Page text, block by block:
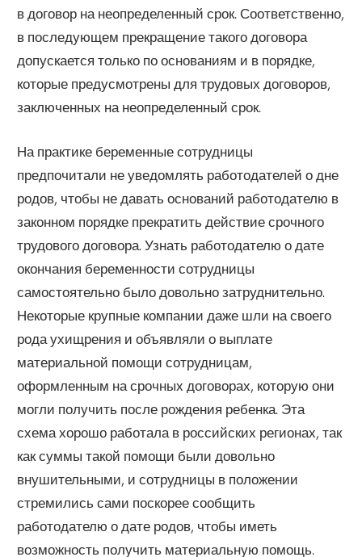
в договор на неопределенный срок. Соответственно,
в последующем прекращение такого договора
допускается только по основаниям и в порядке,
которые предусмотрены для трудовых договоров,
заключенных на неопределенный срок.
На практике беременные сотрудницы
предпочитали не уведомлять работодателей о дне
родов, чтобы не давать оснований работодателю в
законном порядке прекратить действие срочного
трудового договора. Узнать работодателю о дате
окончания беременности сотрудницы
самостоятельно было довольно затруднительно.
Некоторые крупные компании даже шли на своего
рода ухищрения и объявляли о выплате
материальной помощи сотрудницам,
оформленным на срочных договорах, которую они
могли получить после рождения ребенка. Эта
схема хорошо работала в российских регионах, так
как суммы такой помощи были довольно
внушительными, и сотрудницы в положении
стремились сами поскорее сообщить
работодателю о дате родов, чтобы иметь
возможность получить материальную помощь.